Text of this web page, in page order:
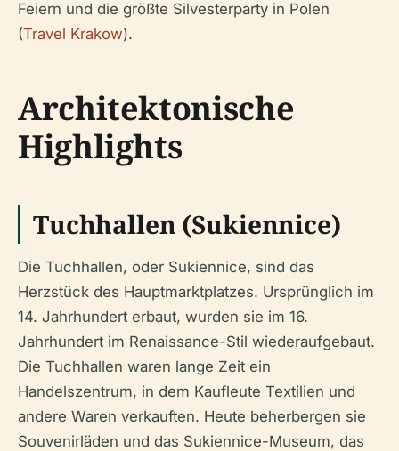
Feiern und die größte Silvesterparty in Polen
(Travel Krakow).
Architektonische
Highlights
Tuchhallen (Sukiennice)
Die Tuchhallen, oder Sukiennice, sind das
Herzstück des Hauptmarktplatzes. Ursprünglich im
14. Jahrhundert erbaut, wurden sie im 16.
Jahrhundert im Renaissance-Stil wiederaufgebaut.
Die Tuchhallen waren lange Zeit ein
Handelszentrum, in dem Kaufleute Textilien und
andere Waren verkauften. Heute beherbergen sie
Souvenirläden und das Sukiennice-Museum, das